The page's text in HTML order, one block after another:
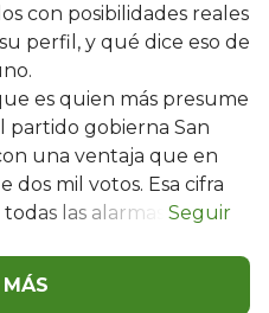
con posibilidades reales
perfil, y qué dice eso de
es quien más presume
partido gobierna San
una ventaja que en
dos mil votos. Esa cifra
las alarmas.
MÁS